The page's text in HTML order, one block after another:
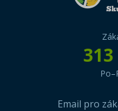
Email pro